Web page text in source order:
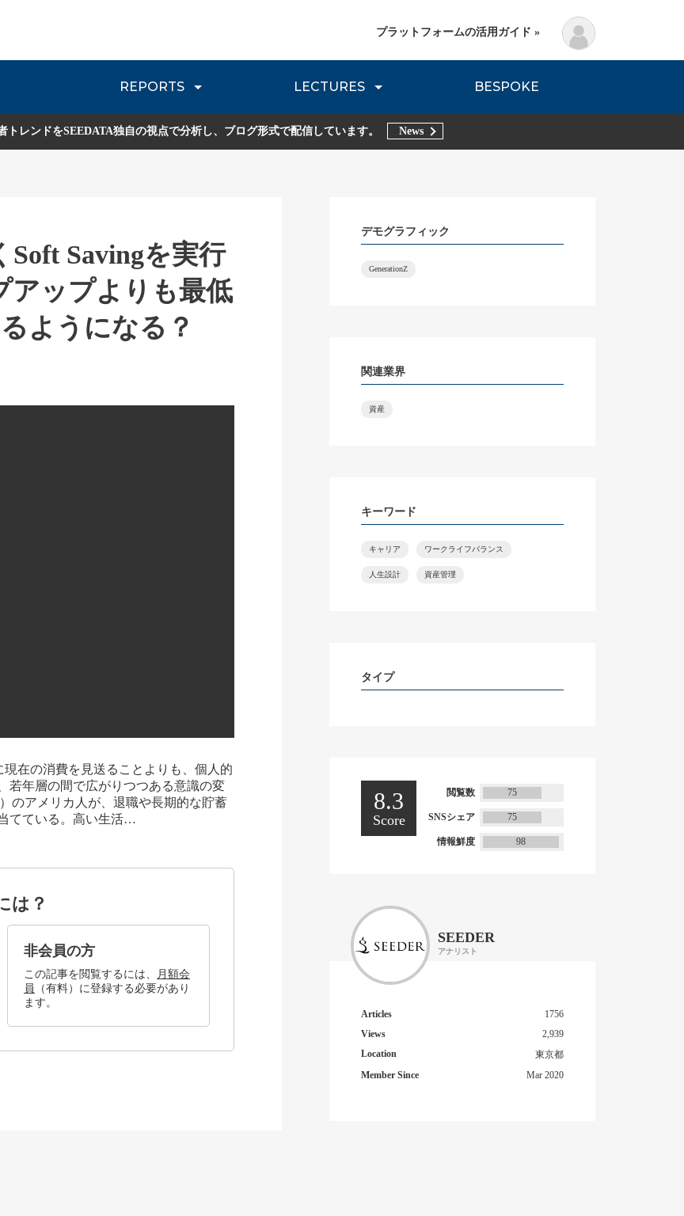
REPORTS
流通レポート JOURNEY REVIEW DNVB REPORT TRIBE REPORTS
LECTURES
Planning Method
BESPOKE
プラットフォームの活用ガイド »
トレンドをSEEDATA独自の視点で分析し、ブログ形式で配信しています。 News
Savingを実行
アップよりも最低
ようになる？
現在の消費を見送ることよりも、個人的
若年層の間で広がりつつある意識の変
のアメリカ人が、退職や長期的な貯蓄
てている。高い生活…
は？
非会員の方
この記事を閲覧するには、
月額会
員
（有料）に登録する必要があり
ます。
デモグラフィック
GenerationZ
関連業界
資産
キーワード
キャリア ワークライフバランス
人生設計 資産管理
タイプ
8.3
Score
閲覧数 75
SNSシェア 75
情報鮮度 98
SEEDER
アナリスト
Articles
1756
Views
2,939
Location
東京都
Member Since
Mar 2020